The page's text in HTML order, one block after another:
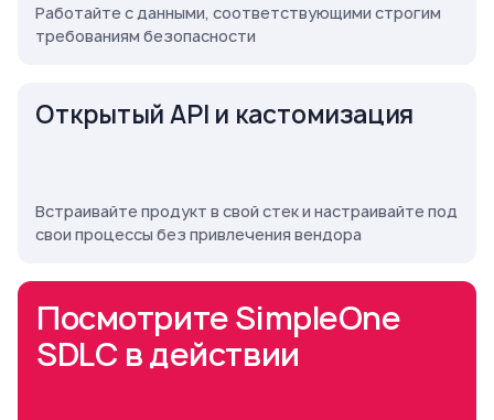
Работайте с данными, соответствующими строгим
требованиям безопасности
Открытый API и кастомизация
Встраивайте продукт в свой стек и настраивайте под
свои процессы без привлечения вендора
Посмотрите SimpleOne
SDLC в действии